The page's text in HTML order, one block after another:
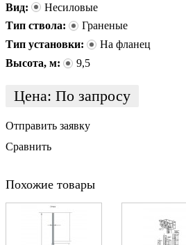
Вид:
Несиловые
Тип ствола:
Граненые
Тип установки:
На фланец
Высота, м:
9,5
Цена: По запросу
Отправить заявку
Сравнить
Похожие товары